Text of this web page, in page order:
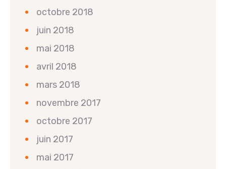
octobre 2018
juin 2018
mai 2018
avril 2018
mars 2018
novembre 2017
octobre 2017
juin 2017
mai 2017